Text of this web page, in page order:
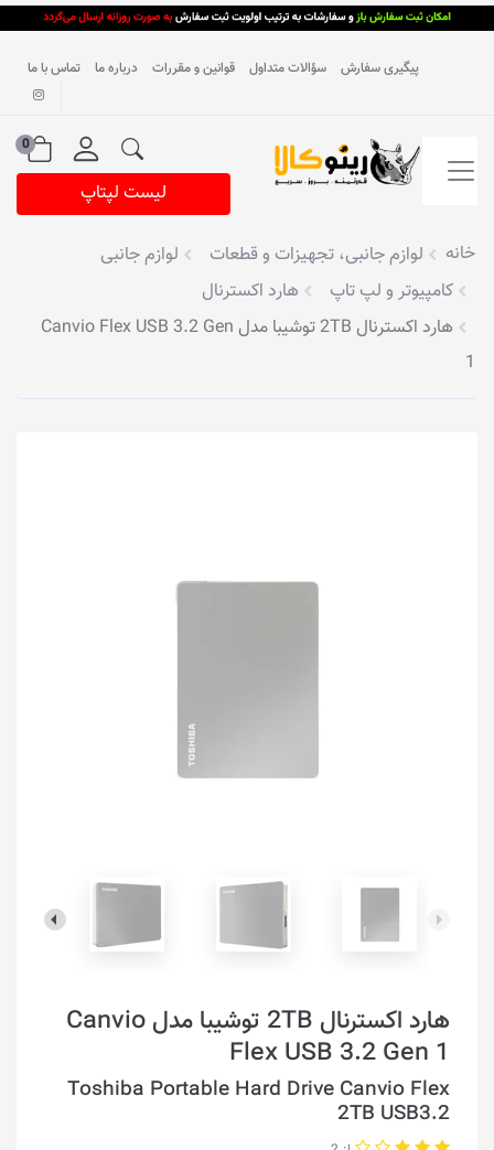
پیگیری سفارش سؤالات متداول قوانین و مقررات درباره ما تماس با ما
0
لیست لپتاپ
خانه لوازم جانبی، تجهیزات و قطعات
لوازم جانبی
کامپیوتر و لپ تاپ
هارد اکسترنال
هارد اکسترنال 2TB توشیبا مدل Canvio Flex USB 3.2 Gen
1
هارد اکسترنال 2TB توشیبا مدل Canvio
Flex USB 3.2 Gen 1
Toshiba Portable Hard Drive Canvio Flex
2TB USB3.2